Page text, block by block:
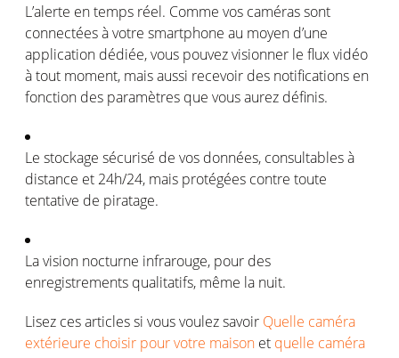
L’alerte en temps réel. Comme vos caméras sont
connectéesàvotre smartphone au moyen d’une
application dédiée, vous pouvez visionner le flux vidéo
àtout moment, mais aussi recevoir des notifications en
fonction des paramètres que vous aurez définis.
Le stockage sécurisé de vos données, consultablesà
distance et 24h/24, mais protégées contre toute
tentative de piratage.
La vision nocturne infrarouge, pour des
enregistrements qualitatifs, même la nuit.
Lisez cesarticlessi vous voulez savoir Quelle caméra
extérieure choisir pour votre maison et quelle caméra